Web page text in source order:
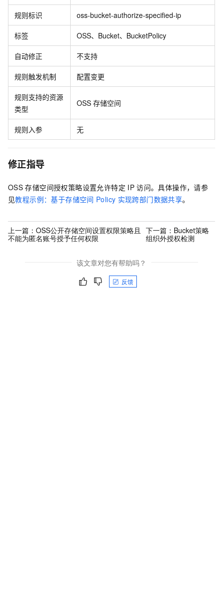
规则标识 oss-bucket-authorize-specified-ip
标签 OSS、Bucket、BucketPolicy
自动修正 不支持
规则触发机制 配置变更
规则支持的资源
类型
OSS 存储空间
规则入参 无
修正指导
OSS 存储空间授权策略设置允许特定 IP 访问。具体操作，请参
见教程示例：基于存储空间 Policy 实现跨部门数据共享。
上一篇： OSS公开存储空间设置权限策略且
不能为匿名账号授予任何权限
下一篇： Bucket策略
组织外授权检测
该文章对您有帮助吗？
反馈